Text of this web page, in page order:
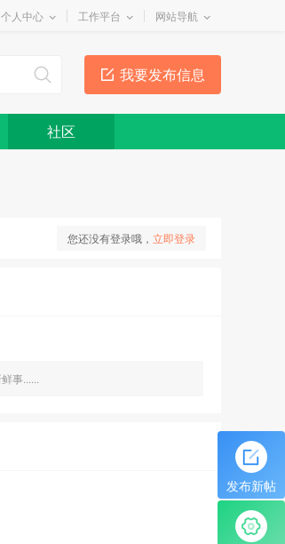
个人中心 工作平台 网站导航
我要发布信息
社区
您还没有登录哦， 立即登录
事......
发布新帖